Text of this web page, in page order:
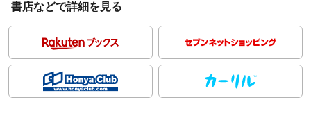
書店などで詳細を見る